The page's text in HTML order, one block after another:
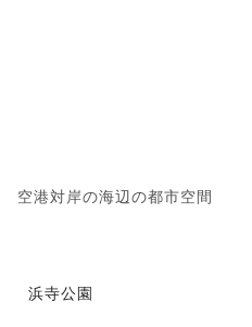
空港対岸の海辺の都市空間
浜寺公園